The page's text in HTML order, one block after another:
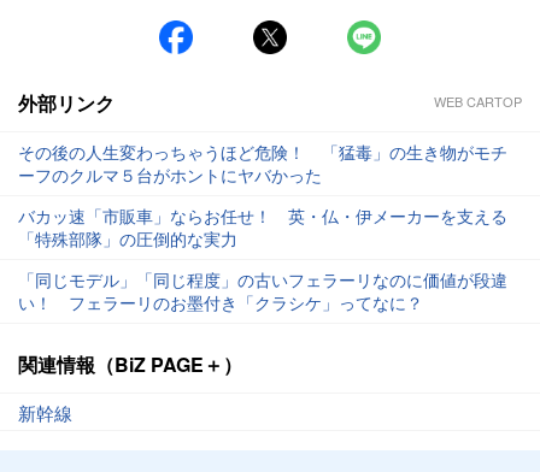
外部リンク WEB CARTOP
その後の人生変わっちゃうほど危険！ 「猛毒」の生き物がモチ
ーフのクルマ５台がホントにヤバかった
バカッ速「市販車」ならお任せ！ 英・仏・伊メーカーを支える
「特殊部隊」の圧倒的な実力
「同じモデル」「同じ程度」の古いフェラーリなのに価値が段違
い！ フェラーリのお墨付き「クラシケ」ってなに？
関連情報（BiZ PAGE＋）
新幹線